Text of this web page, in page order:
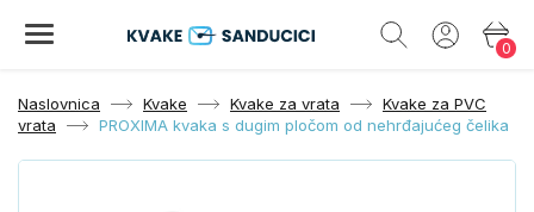
0
Naslovnica Kvake Kvake za vrata
Kvake za PVC
vrata
PROXIMA kvaka s dugim pločom od nehrđajućeg čelika